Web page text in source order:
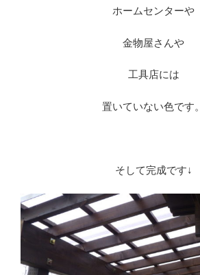
ホームセンターや
金物屋さんや
工具店には
置いていない色です。
そして完成です↓